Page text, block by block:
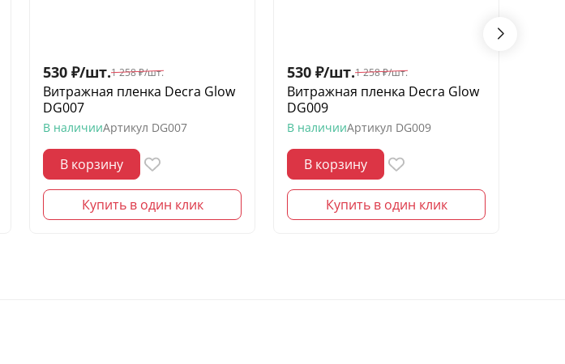
530 ₽/шт.1 258 ₽/шт.
Витражная пленка Decra Glow
DG007
В наличииАртикул DG007
В корзину
Купить в один клик
530 ₽/шт.1 258 ₽/шт.
Витражная пленка Decra Glow
DG009
В наличииАртикул DG009
В корзину
Купить в один клик